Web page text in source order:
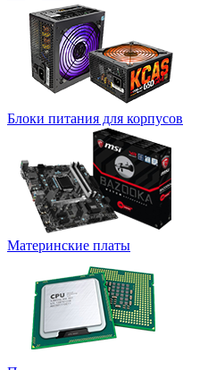
Блоки питания для корпусов
Материнские платы